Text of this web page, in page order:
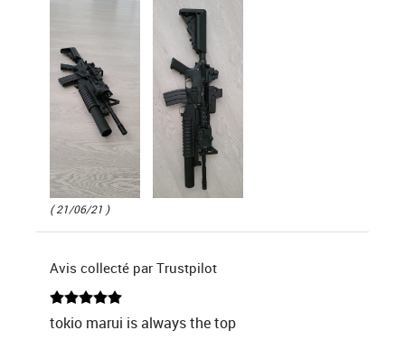
( 21/06/21 )
Avis collecté par Trustpilot
tokio marui is always the top